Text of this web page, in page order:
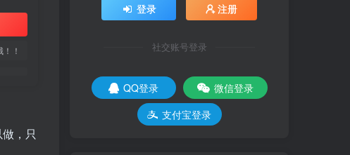
！
，只
登录 注册
社交账号登录
QQ登录
微信登录
支付宝登录